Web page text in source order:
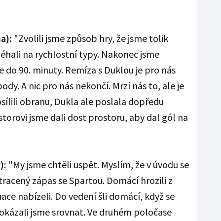
"Zvolili jsme způsob hry, že jsme tolik
na rychlostní typy. Nakonec jsme
90. minuty. Remíza s Duklou je pro nás
A nic pro nás nekončí. Mrzí nás to, ale je
obranu, Dukla ale poslala dopředu
jsme dali dost prostoru, aby dal gól na
"My jsme chtěli uspět. Myslím, že v úvodu se
zápas se Spartou. Domácí hrozili z
nabízeli. Do vedení šli domácí, když se
jsme srovnat. Ve druhém poločase